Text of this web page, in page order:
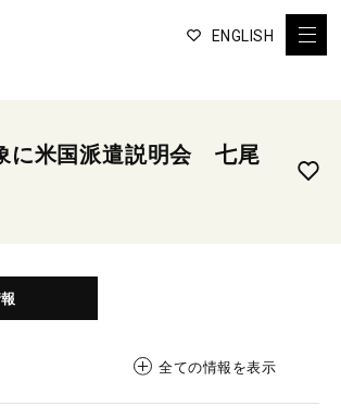
ENGLISH
に米国派遣説明会 七尾
全ての情報を表示